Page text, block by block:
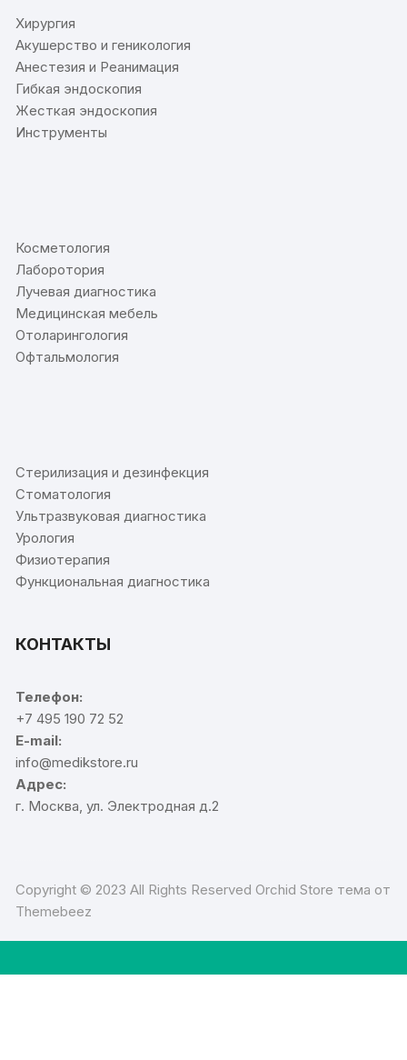
Хирургия
Акушерство и геникология
Анестезия и Реанимация
Гибкая эндоскопия
Жесткая эндоскопия
Инструменты
Косметология
Лаборотория
Лучевая диагностика
Медицинская мебель
Отоларингология
Офтальмология
Стерилизация и дезинфекция
Стоматология
Ультразвуковая диагностика
Урология
Физиотерапия
Функциональная диагностика
КОНТАКТЫ
Телефон:
+7 495 190 72 52
E-mail:
info@medikstore.ru
Адрес:
г. Москва, ул. Электродная д.2
Copyright © 2023 All Rights Reserved Orchid Store тема от
Themebeez